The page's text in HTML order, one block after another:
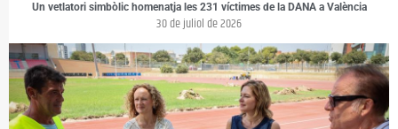
Un vetlatori simbòlic homenatja les 231 víctimes de la DANA a València
30 de juliol de 2026